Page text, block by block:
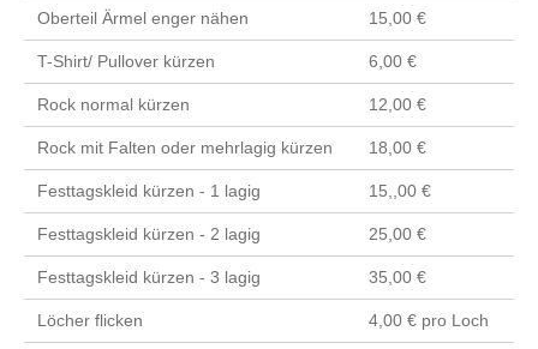
Oberteil Ärmel enger nähen 15,00 €
T-Shirt/ Pullover kürzen 6,00 €
Rock normal kürzen 12,00 €
Rock mit Falten oder mehrlagig kürzen 18,00 €
Festtagskleid kürzen - 1 lagig 15,,00 €
Festtagskleid kürzen - 2 lagig 25,00 €
Festtagskleid kürzen - 3 lagig 35,00 €
Löcher flicken 4,00 € pro Loch